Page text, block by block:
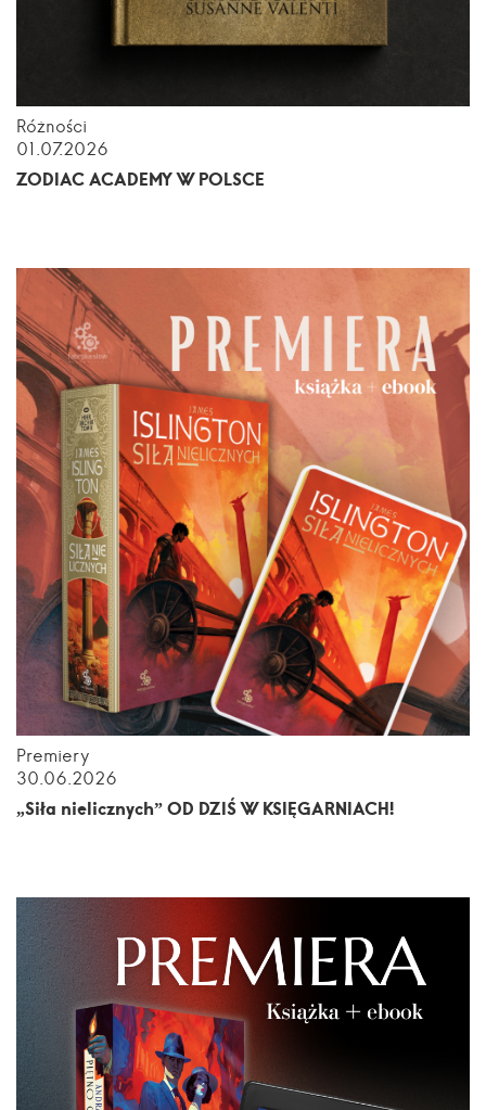
Różności
01.07.2026
ZODIAC ACADEMY W POLSCE
Premiery
30.06.2026
„Siła nielicznych” OD DZIŚ W KSIĘGARNIACH!